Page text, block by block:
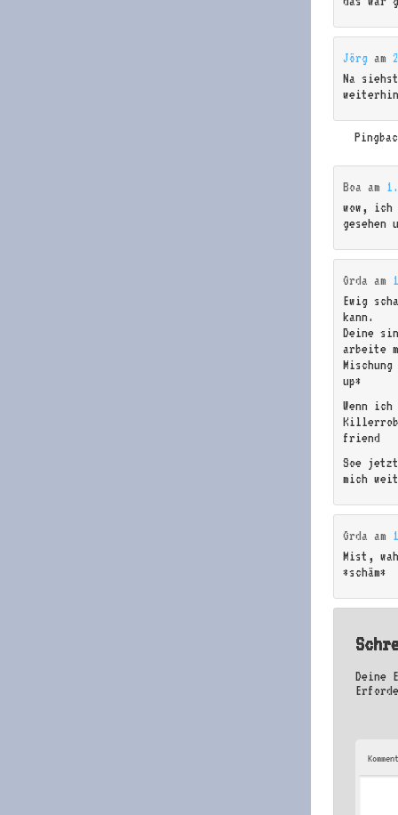
Jörg am
Na
Boa am
wow,
Grda am
Ewig
kann.
Deine
arbeite
up*
Wenn
friend
Soe
mich
Grda am
Mist,
*schäm*
Deine